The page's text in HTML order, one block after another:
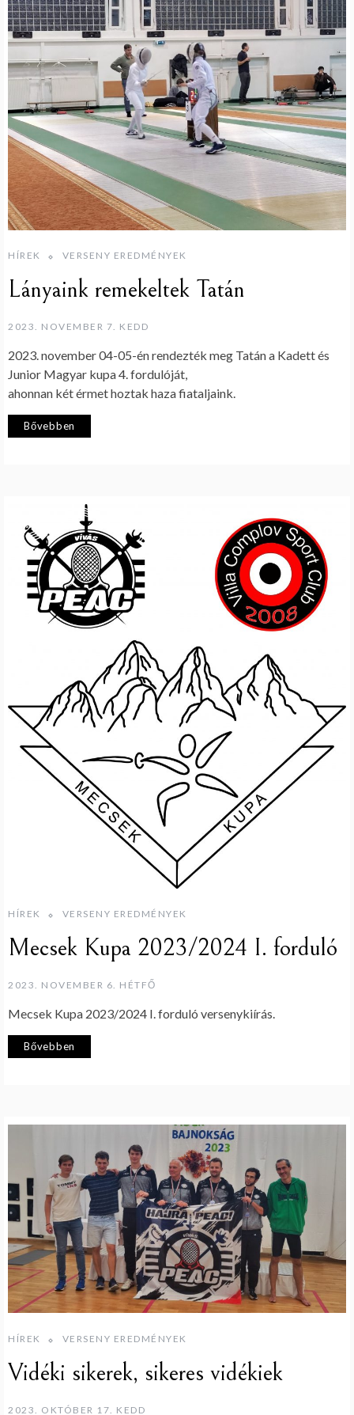
HÍREK VERSENY EREDMÉNYEK
Lányaink remekeltek Tatán
2023. NOVEMBER 7. KEDD
2023. november 04-05-én rendezték meg Tatán a Kadett és
Junior Magyar kupa 4. fordulóját,
ahonnan két érmet hoztak haza fiataljaink.
Bővebben
HÍREK VERSENY EREDMÉNYEK
Mecsek Kupa 2023/2024 I. forduló
2023. NOVEMBER 6. HÉTFŐ
Mecsek Kupa 2023/2024 I. forduló versenykiírás.
Bővebben
HÍREK VERSENY EREDMÉNYEK
Vidéki sikerek, sikeres vidékiek
2023. OKTÓBER 17. KEDD